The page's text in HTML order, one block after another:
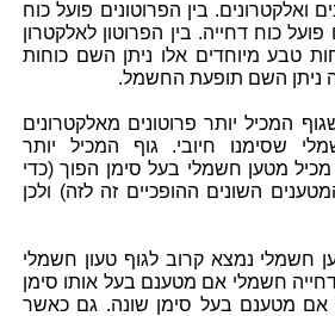
ואלקטרונים. בין הפרוטונים פועל כוח
פועל כוח דחייה. בין הפרוטון לאלקטרון
טבע מיוחדים אלו ניתן השם כוחות
ניתן השם תופעת החשמל.
המכיל יותר פרוטונים מאלקטרונים
שסימנו חיובי. גוף המכיל יותר
מכיל מטען חשמלי בעל סימן הפוך (כדי
השונים ההופכיים זה לזה) ולכן
חשמלי נמצא קרוב לגוף טעון חשמלי
חשמלי אם מטענם בעל אותו סימן
אם מטענם בעל סימן שונה. גם כאשר